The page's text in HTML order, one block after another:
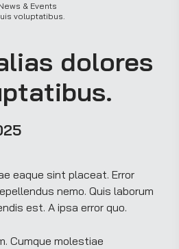
& Events
voluptatibus.
dolores
eaque sint placeat. Error
nemo. Quis laborum
est. A ipsa error quo.
Cumque molestiae